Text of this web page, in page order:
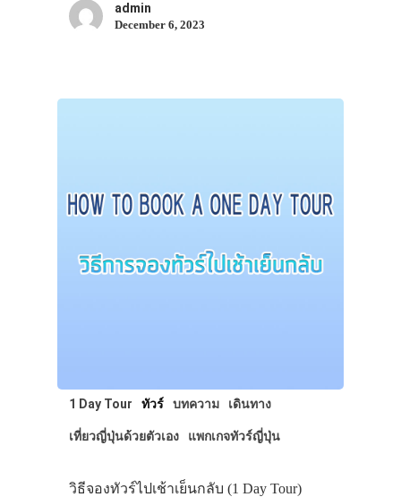
admin
December 6, 2023
1 Day Tour ทัวร์ บทความ เดินทาง
เที่ยวญี่ปุ่นด้วยตัวเอง แพกเกจทัวร์ญี่ปุ่น
วิธีจองทัวร์ไปเช้าเย็นกลับ (1 Day Tour)